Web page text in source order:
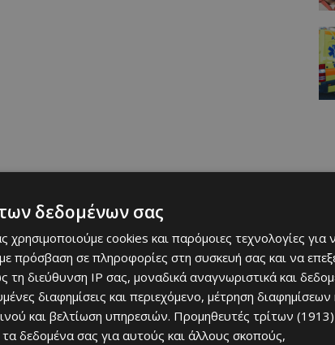
του προγραμματισμού και δη ο
δεδομένων σας
χρησιμοποιούμε cookies και παρόμοιες τεχνολογίες για
πρόσβαση σε πληροφορίες στη συσκευή σας και να
διεύθυνση IP σας, μοναδικά αναγνωριστικά και
διαφημίσεις και περιεχόμενο, μέτρηση διαφημίσεων
και βελτίωση υπηρεσιών. Προμηθευτές τρίτων (1913)
δεδομένα σας για αυτούς και άλλους σκοπούς,